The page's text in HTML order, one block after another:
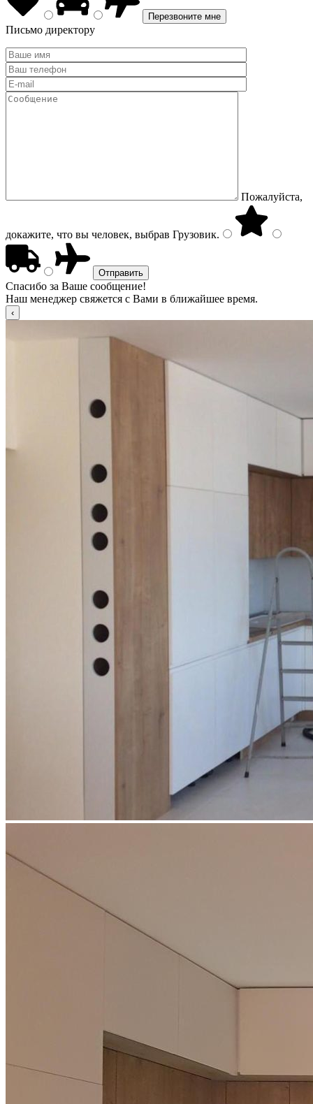
Письмо директору
Пожалуйста,
докажите, что вы человек, выбрав Грузовик.
Спасибо за Ваше сообщение!
Наш менеджер свяжется с Вами в ближайшее время.